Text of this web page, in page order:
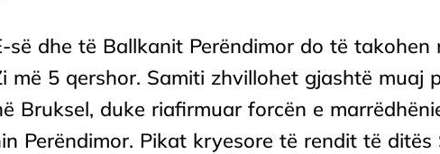
së dhe të Ballkanit Perëndimor do të takohen
më 5 qershor. Samiti zhvillohet gjashtë muaj
Bruksel, duke riafirmuar forcën e
Perëndimor. Pikat kryesore të rendit të ditës